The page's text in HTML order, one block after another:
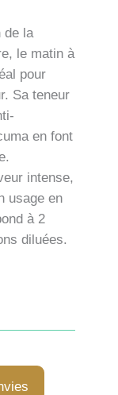
de la
le matin à
pour
Sa teneur
en font
intense,
usage en
à 2
diluées.